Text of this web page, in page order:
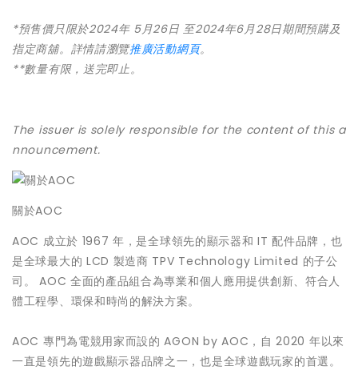
*預售價只限於2024年 5月26日 至2024年6月28日期間預購及
指定商舖。詳情請瀏覽推廣活動網頁。
**數量有限，送完即止。
The issuer is solely responsible for the content of this a
nnouncement.
關於AOC
AOC 成立於 1967 年，是全球領先的顯示器和 IT 配件品牌，也
是全球最大的 LCD 製造商 TPV Technology Limited 的子公
司。 AOC 全面的產品組合為專業和個人應用提供創新、符合人
體工程學、環保和時尚的解決方案。
AOC 專門為電競用家而設的 AGON by AOC，自 2020 年以來
一直是領先的遊戲顯示器品牌之一，也是全球遊戲玩家的首選。